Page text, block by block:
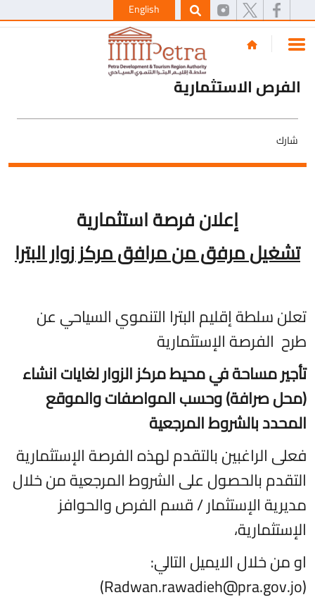
English
الفرص الاستثمارية
شارك
إعلان فرصة استثمارية
تشغيل مرفق من مرافق مركز زوار البترا
تعلن سلطة إقليم البترا التنموي السياحي عن
طرح الفرصة الإستثمارية
تأجير مساحة في محيط مركز الزوار لغايات انشاء
(محل صرافة) وحسب المواصفات والموقع
المحدد بالشروط المرجعية
فعلى الراغبين بالتقدم لهذه الفرصة الإستثمارية
التقدم بالحصول على الشروط المرجعية من خلال
مديرية الإستثمار / قسم الفرص والحوافز
الإستثمارية،
او من خلال الايميل التالي:
(
Radwan.rawadieh@pra.gov.jo
)